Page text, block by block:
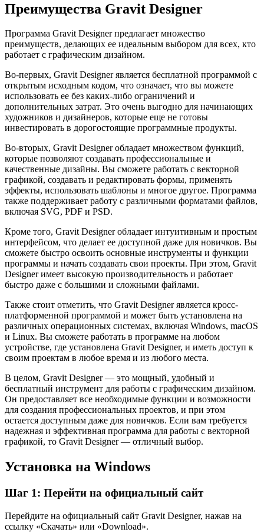
Преимущества Gravit Designer
Программа Gravit Designer предлагает множество
преимуществ, делающих ее идеальным выбором для всех, кто
работает с графическим дизайном.
Во-первых, Gravit Designer является бесплатной программой с
открытым исходным кодом, что означает, что вы можете
использовать ее без каких-либо ограничений и
дополнительных затрат. Это очень выгодно для начинающих
художников и дизайнеров, которые еще не готовы
инвестировать в дорогостоящие программные продукты.
Во-вторых, Gravit Designer обладает множеством функций,
которые позволяют создавать профессиональные и
качественные дизайны. Вы сможете работать с векторной
графикой, создавать и редактировать формы, применять
эффекты, использовать шаблоны и многое другое. Программа
также поддерживает работу с различными форматами файлов,
включая SVG, PDF и PSD.
Кроме того, Gravit Designer обладает интуитивным и простым
интерфейсом, что делает ее доступной даже для новичков. Вы
сможете быстро освоить основные инструменты и функции
программы и начать создавать свои проекты. При этом, Gravit
Designer имеет высокую производительность и работает
быстро даже с большими и сложными файлами.
Также стоит отметить, что Gravit Designer является кросс-
платформенной программой и может быть установлена на
различных операционных системах, включая Windows, macOS
и Linux. Вы сможете работать в программе на любом
устройстве, где установлена Gravit Designer, и иметь доступ к
своим проектам в любое время и из любого места.
В целом, Gravit Designer — это мощный, удобный и
бесплатный инструмент для работы с графическим дизайном.
Он предоставляет все необходимые функции и возможности
для создания профессиональных проектов, и при этом
остается доступным даже для новичков. Если вам требуется
надежная и эффективная программа для работы с векторной
графикой, то Gravit Designer — отличный выбор.
Установка на Windows
Шаг 1: Перейти на официальный сайт
Перейдите на официальный сайт Gravit Designer, нажав на
ссылку «Скачать» или «Download».